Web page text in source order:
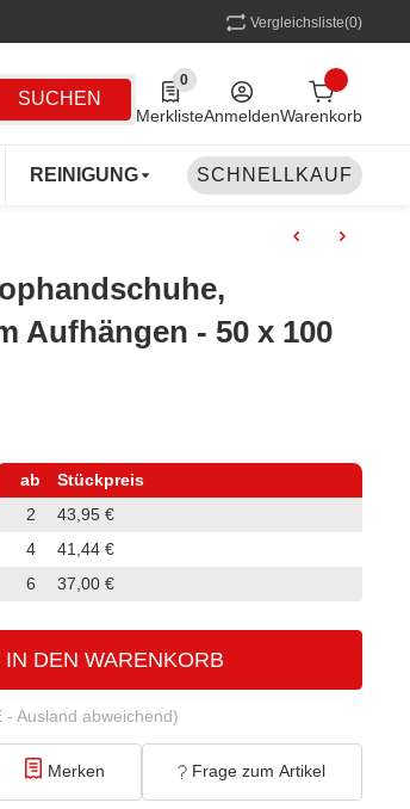
Vergleichsliste(0)
SUCHEN
0
0 Produkte in der Liste
MerklisteAnmeldenWarenkorb
REINIGUNG MEHRWEG
SCHNELLKAUF
Aufhängen - 50 x 100
ab
Stückpreis
2
43,95 €
4
41,44 €
6
37,00 €
IN DEN WARENKORB
- Ausland abweichend)
Merken Frage zum Artikel